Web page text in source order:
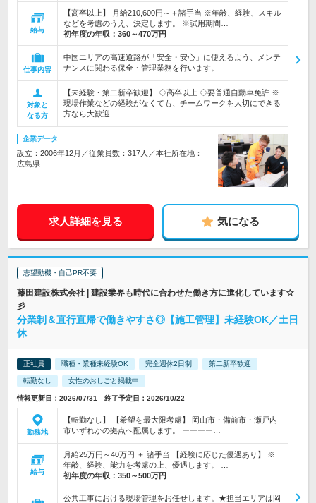
給与
【高卒以上】 月給210,600円～＋諸手当 ※年齢、経験、スキル
などを考慮のうえ、決定します。 ※試用期間…
初年度の年収： 360～470万円
仕事内容
中国エリアの高速道路が「安全・安心」に使えるよう、メンテ
ナンスに関わる保全・管理業務を行います。
対象と
なる方
【未経験・第二新卒歓迎】 ◇高卒以上 ◇要普通自動車免許 ※
現場作業などの経験がなくても、チームワークを大切にできる
方なら大歓迎
企業データ
設立：2006年12月／従業員数：317人／本社所在地：
広島県
求人詳細を見る 気になる
志望動機・自己PR不要
藤田建設株式会社 | 建設業界も時代に合わせた働き方に進化しています☆
彡
分業制＆直行直帰で働きやすさ◎【施工管理】未経験OK／土日
休
正社員 職種・業種未経験OK 完全週休2日制 第二新卒歓迎
転勤なし 女性のおしごと掲載中
情報更新日：2026/07/31 終了予定日：2026/10/22
勤務地
【転勤なし】 【希望を最大限考慮】 岡山市・備前市・瀬戸内
市いずれかの拠点へ配属します。 ーーーー…
給与
月給25万円～40万円 ＋ 諸手当 【経験に応じた優遇あり】 ※
年齢、経験、能力を考慮の上、優遇します。 …
初年度の年収： 350～500万円
公共工事における現場管理をお任せします。★担当エリアは岡